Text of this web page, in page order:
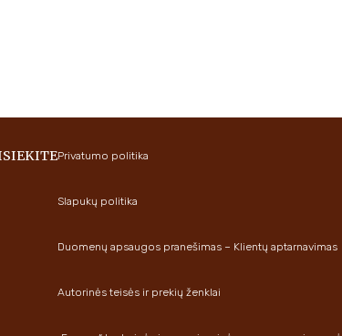
Privatumo politika
Slapukų politika
Duomenų apsaugos pranešimas – Klientų aptarnavimas
Autorinės teisės ir prekių ženklai